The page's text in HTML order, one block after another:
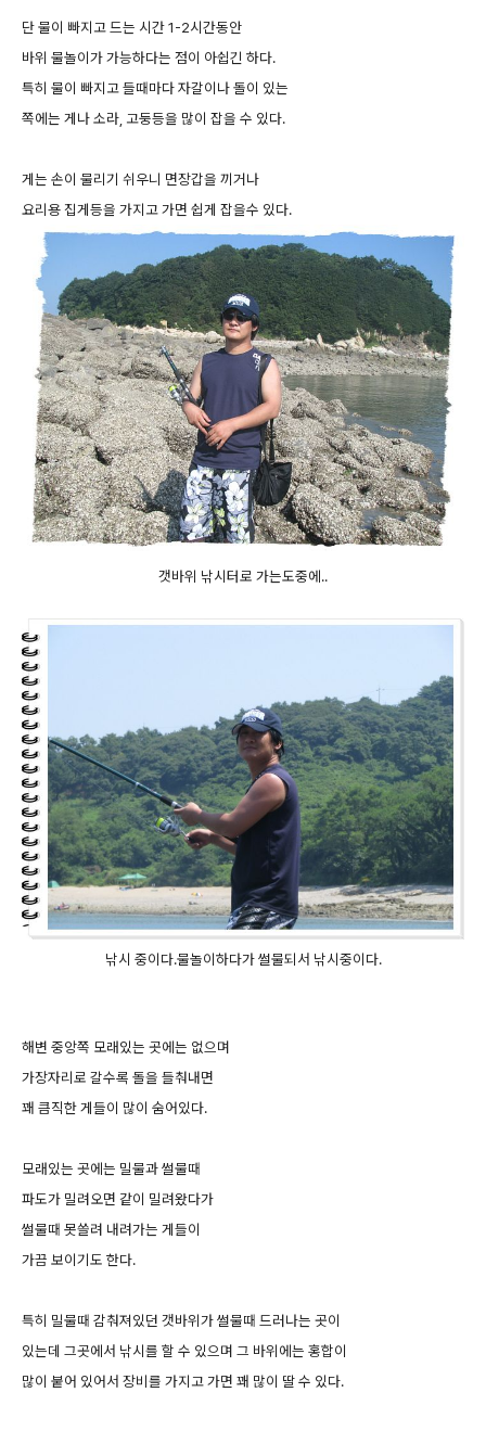
단 물이 빠지고 드는 시간 1-2시간동안
바위 물놀이가 가능하다는 점이 아쉽긴 하다.
특히 물이 빠지고 들때마다 자갈이나 돌이 있는
쪽에는 게나 소라, 고둥등을 많이 잡을 수 있다.
게는 손이 물리기 쉬우니 면장갑을 끼거나
요리용 집게등을 가지고 가면 쉽게 잡을수 있다.
갯바위 낚시터로 가는도중에..
낚시 중이다.물놀이하다가 썰물되서 낚시중이다.
해변 중앙쪽 모래있는 곳에는 없으며
가장자리로 갈수록 돌을 들춰내면
꽤 큼직한 게들이 많이 숨어있다.
모래있는 곳에는 밀물과 썰물때
파도가 밀려오면 같이 밀려왔다가
썰물때 못쓸려 내려가는 게들이
가끔 보이기도 한다.
특히 밀물때 감춰져있던 갯바위가 썰물때 드러나는 곳이
있는데 그곳에서 낚시를 할 수 있으며 그 바위에는 홍합이
많이 붙어 있어서 장비를 가지고 가면 꽤 많이 딸 수 있다.